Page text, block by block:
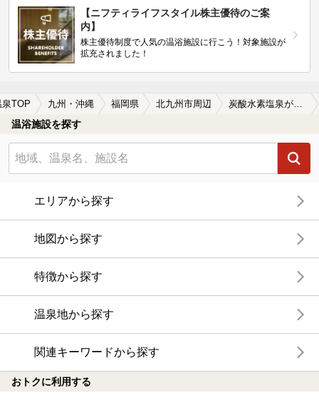
【ニフティライフスタイル株主優待のご案
内】
株主優待制度で人気の温浴施設に行こう！対象施設が
拡充されました！
泉TOP 九州・沖縄 福岡県 北九州市周辺 炭酸水素塩泉が楽しめる北九州市周辺の温泉、日帰り温泉、スーパー銭湯おすすめ
温浴施設を探す
エリアから探す
地図から探す
特徴から探す
温泉地から探す
関連キーワードから探す
おトクに利用する